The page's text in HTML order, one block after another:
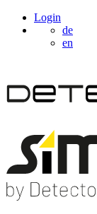
Login
de
en